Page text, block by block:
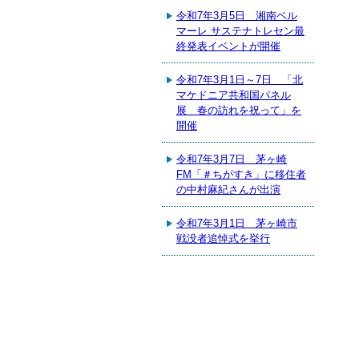
令和7年3月5日 湘南ベル
マーレ サステナトレセン最
終発表イベントが開催
令和7年3月1日～7日 「北
マケドニア共和国パネル
展 春の訪れを祝って」を
開催
令和7年3月7日 茅ヶ崎
FM「＃ちがすき」に移住者
の中村麻紀さんが出演
令和7年3月1日 茅ヶ崎市
戦没者追悼式を挙行